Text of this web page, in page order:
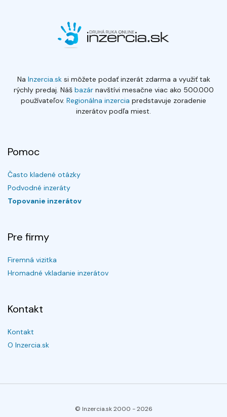
Na Inzercia.sksi môžete podať inzerát zdarma a využiť tak
rýchly predaj. Náš bazárnavštívi mesačne viac ako 500.000
používateľov. Regionálna inzercia predstavuje zoradenie
inzerátov podľa miest.
Pomoc
Často kladené otázky
Podvodné inzeráty
Topovanie inzerátov
Pre firmy
Firemná vizitka
Hromadné vkladanie inzerátov
Kontakt
Kontakt
O Inzercia.sk
© Inzercia.sk 2000 -2026